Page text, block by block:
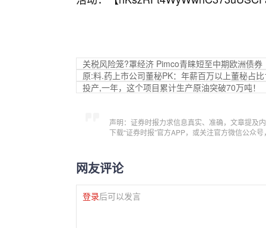
关税风险笼?罩经济 Pimco青睐短至中期欧洲债券
原:料.药上市公司董秘PK：年薪百万以上董秘占
投产,一年，这个项目累计生产原油突破70万吨！
声明：证券时报力求信息真实、准确，文章提及
下载“证券时报”官方APP，或关注官方微信公众
网友评论
登录后可以发言